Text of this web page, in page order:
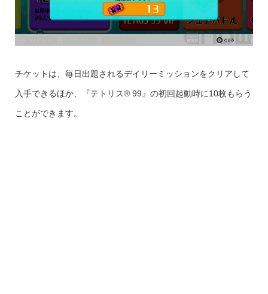
チケットは、毎日出題されるデイリーミッションをクリアして
入手できるほか、『テトリス® 99』の初回起動時に10枚もらう
ことができます。